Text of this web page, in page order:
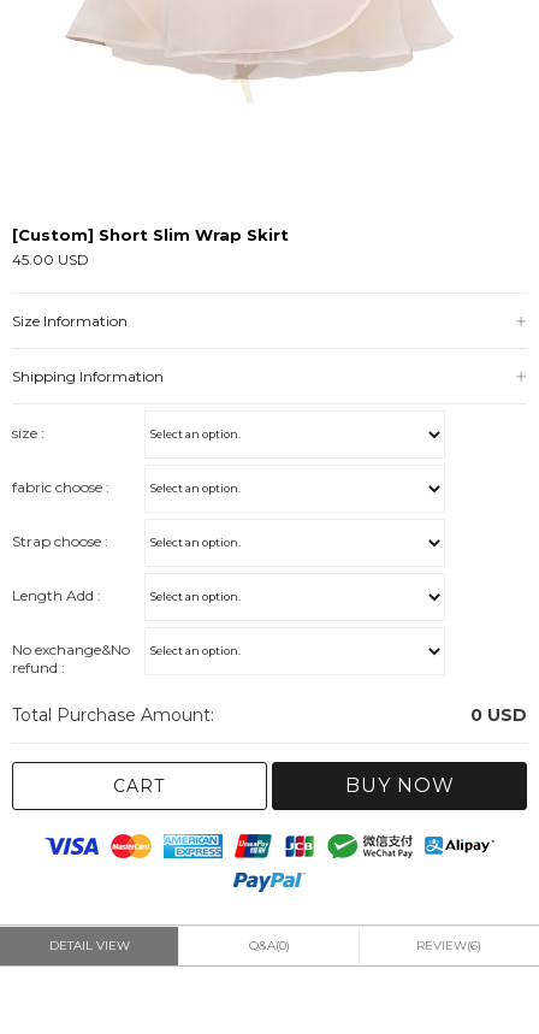
[Custom] Short Slim Wrap Skirt
45.00 USD
Size Information
Shipping Information
size :
fabric choose :
Strap choose :
Length Add :
No exchange&No
refund :
Total Purchase Amount: 0 USD
CART BUY NOW
DETAIL VIEW Q&A(0) REVIEW(6)